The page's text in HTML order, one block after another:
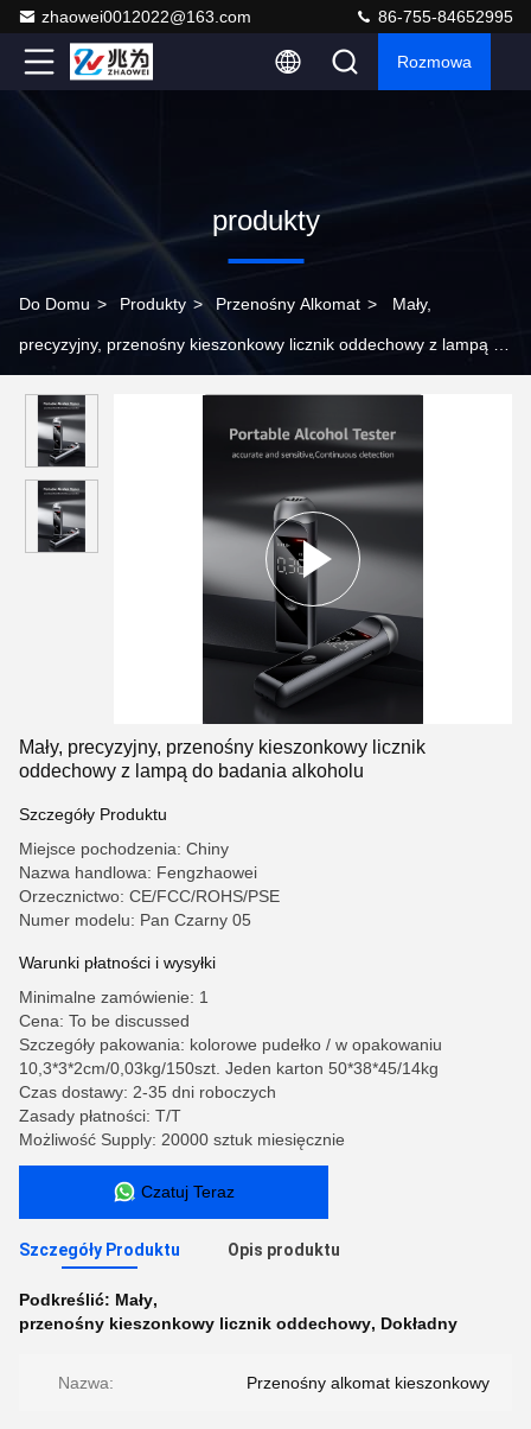
zhaowei0012022@163.com 86-755-84652995
Rozmowa
produkty
Do Domu > Produkty > Przenośny Alkomat > Mały,
precyzyjny, przenośny kieszonkowy licznik oddechowy z lampą do
Mały, precyzyjny, przenośny kieszonkowy licznik
oddechowy z lampą do badania alkoholu
Szczegóły Produktu
Miejsce pochodzenia: Chiny
Nazwa handlowa: Fengzhaowei
Orzecznictwo: CE/FCC/ROHS/PSE
Numer modelu: Pan Czarny 05
Warunki płatności i wysyłki
Minimalne zamówienie: 1
Cena: To be discussed
Szczegóły pakowania: kolorowe pudełko / w opakowaniu
10,3*3*2cm/0,03kg/150szt. Jeden karton 50*38*45/14kg
Czas dostawy: 2-35 dni roboczych
Zasady płatności: T/T
Możliwość Supply: 20000 sztuk miesięcznie
Czatuj Teraz
Szczegóły Produktu Opis produktu
Podkreślić: Mały,
przenośny kieszonkowy licznik oddechowy, Dokładny
Nazwa: Przenośny alkomat kieszonkowy